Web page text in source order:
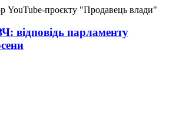
YouTube-проєкту "Продавець влади"
відповідь парламенту